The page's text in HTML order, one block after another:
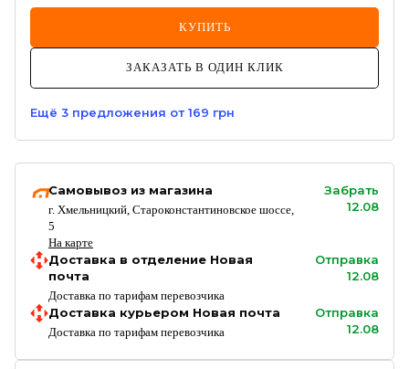
КУПИТЬ
ЗАКАЗАТЬ В ОДИН КЛИК
Ещё 3 предложения от 169 грн
Самовывоз из магазина
г. Хмельницкий, Староконстантиновское шоссе,
5
На карте
Забрать
12.08
Доставка в отделение Новая
почта
Доставка по тарифам перевозчика
Отправка
12.08
Доставка курьером Новая почта
Доставка по тарифам перевозчика
Отправка
12.08